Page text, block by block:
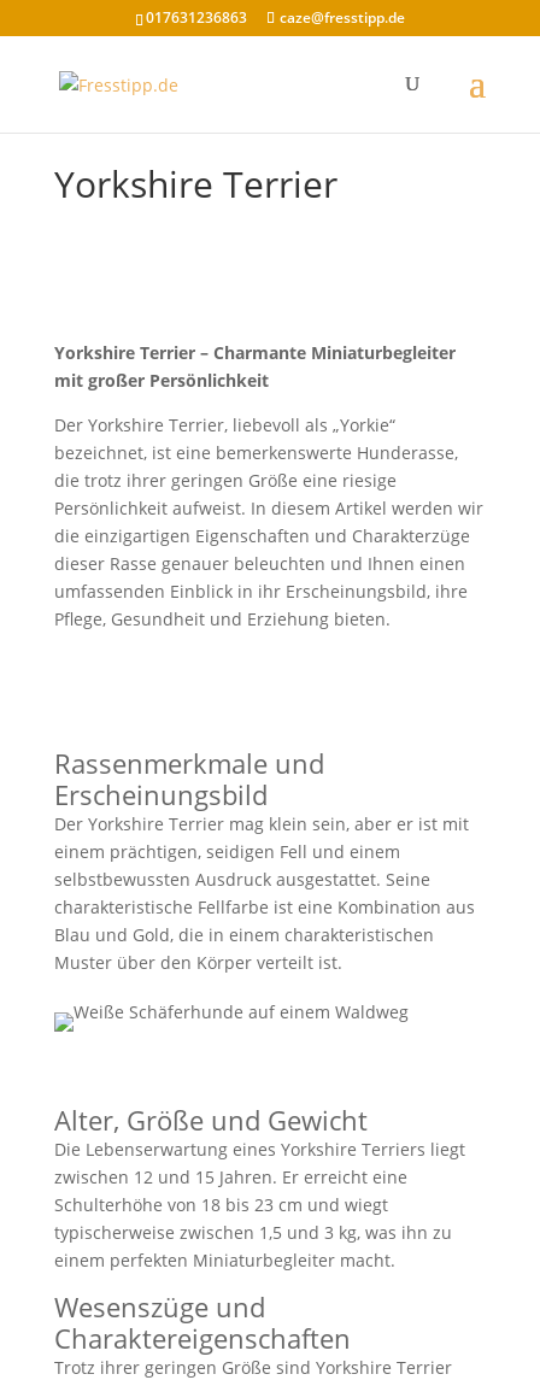
017631236863 caze@fresstipp.de
Yorkshire Terrier
Yorkshire Terrier – Charmante Miniaturbegleiter
mit großer Persönlichkeit
Der Yorkshire Terrier, liebevoll als „Yorkie“
bezeichnet, ist eine bemerkenswerte Hunderasse,
die trotz ihrer geringen Größe eine riesige
Persönlichkeit aufweist. In diesem Artikel werden wir
die einzigartigen Eigenschaften und Charakterzüge
dieser Rasse genauer beleuchten und Ihnen einen
umfassenden Einblick in ihr Erscheinungsbild, ihre
Pflege, Gesundheit und Erziehung bieten.
Rassenmerkmale und
Erscheinungsbild
Der Yorkshire Terrier mag klein sein, aber er ist mit
einem prächtigen, seidigen Fell und einem
selbstbewussten Ausdruck ausgestattet. Seine
charakteristische Fellfarbe ist eine Kombination aus
Blau und Gold, die in einem charakteristischen
Muster über den Körper verteilt ist.
Alter, Größe und Gewicht
Die Lebenserwartung eines Yorkshire Terriers liegt
zwischen 12 und 15 Jahren. Er erreicht eine
Schulterhöhe von 18 bis 23 cm und wiegt
typischerweise zwischen 1,5 und 3 kg, was ihn zu
einem perfekten Miniaturbegleiter macht.
Wesenszüge und
Charaktereigenschaften
Trotz ihrer geringen Größe sind Yorkshire Terrier